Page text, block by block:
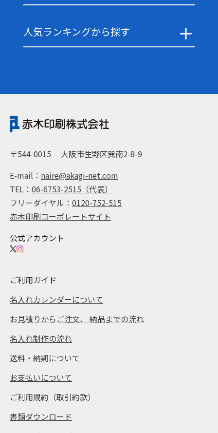
人気ランキングから探す
〒544-0015
大阪市生野区巽南2-8-9
E-mail： naire@akagi-net.com
TEL： 06-6753-2515（代表）
フリーダイヤル： 0120-752-515
赤木印刷コーポレートサイト
公式アカウント
ご利用ガイド
名入れカレンダーについて
お見積りからご注文、 納品までの流れ
名入れ制作の流れ
送料・納期について
お支払いについて
ご利用規約（取引約款）
書類ダウンロード